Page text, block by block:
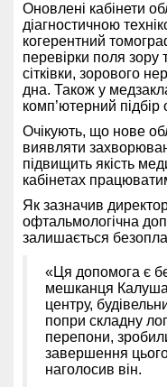
Оновлені кабінети
діагностичною
когерентний
перевірки поля зору
сітківки, зорового
дна. Також у
комп’ютерний підбір
Очікують, що нове
виявляти
підвищить якість
кабінетах
Як зазначив
офтальмологічна
залишається
«Ця допомога є
мешканця
центру,
попри складну
перепони,
завершення
наголосив він.